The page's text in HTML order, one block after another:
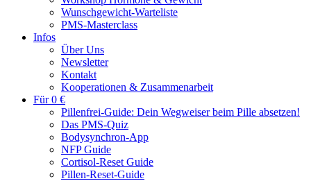
Wunschgewicht-Warteliste
PMS-Masterclass
Infos
Über Uns
Newsletter
Kontakt
Kooperationen & Zusammenarbeit
Für 0 €
Pillenfrei-Guide: Dein Wegweiser beim Pille absetzen!
Das PMS-Quiz
Bodysynchron-App
NFP Guide
Cortisol-Reset Guide
Pillen-Reset-Guide